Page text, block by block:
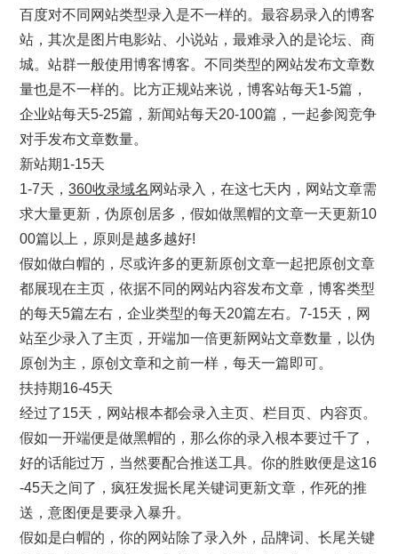
百度对不同网站类型录入是不一样的。最容易录入的博客
站，其次是图片电影站、小说站，最难录入的是论坛、商
城。站群一般使用博客博客。不同类型的网站发布文章数
量也是不一样的。比方正规站来说，博客站每天1-5篇，
企业站每天5-25篇，新闻站每天20-100篇，一起参阅竞争
对手发布文章数量。
新站期1-15天
1-7天，360收录域名 网站录入，在这七天内，网站文章需
求大量更新，伪原创居多，假如做黑帽的文章一天更新10
00篇以上，原则是越多越好!
假如做白帽的，尽或许多的更新原创文章一起把原创文章
都展现在主页，依据不同的网站内容发布文章，博客类型
的每天5篇左右，企业类型的每天20篇左右。7-15天，网
站至少录入了主页，开端加一倍更新网站文章数量，以伪
原创为主，原创文章和之前一样，每天一篇即可。
扶持期16-45天
经过了15天，网站根本都会录入主页、栏目页、内容页。
假如一开端便是做黑帽的，那么你的录入根本要过千了，
好的话能过万，当然要配合推送工具。你的胜败便是这16
-45天之间了，疯狂发掘长尾关键词更新文章，作死的推
送，意图便是要录入暴升。
假如是白帽的，你的网站除了录入外，品牌词、长尾关键